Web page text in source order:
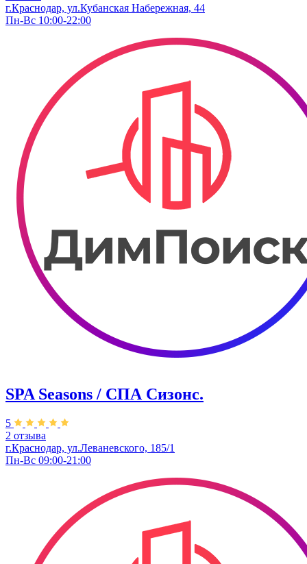
г.Краснодар, ул.Кубанская Набережная, 44
Пн-Вс 10:00-22:00
SPA Seasons / СПА Сизонс.
5
2 отзыва
г.Краснодар, ул.Леваневского, 185/1
Пн-Вс 09:00-21:00